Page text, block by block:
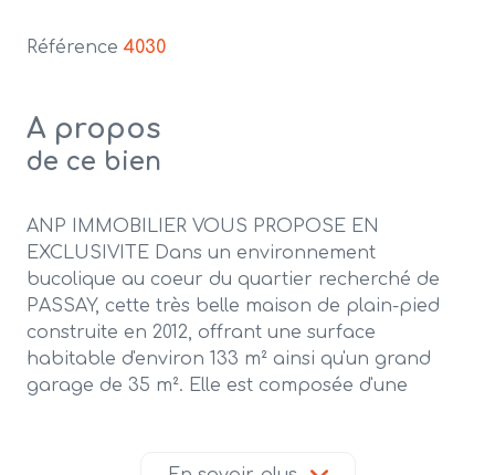
Référence 4030
A propos
de ce bien
ANP IMMOBILIER VOUS PROPOSE EN
EXCLUSIVITE Dans un environnement
bucolique au coeur du quartier recherché de
PASSAY, cette très belle maison de plain-pied
construite en 2012, offrant une surface
habitable d'environ 133 m² ainsi qu'un grand
garage de 35 m². Elle est composée d'une
salon-séjour disposant d'une triple exposition